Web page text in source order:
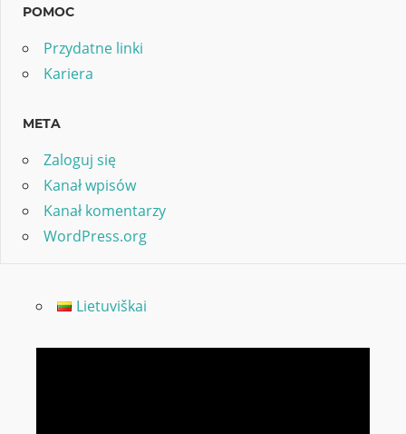
POMOC
Przydatne linki
Kariera
META
Zaloguj się
Kanał wpisów
Kanał komentarzy
WordPress.org
Lietuviškai